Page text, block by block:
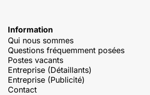
Information
Qui nous sommes
Questions fréquemment posées
Postes vacants
Entreprise (Détaillants)
Entreprise (Publicité)
Contact